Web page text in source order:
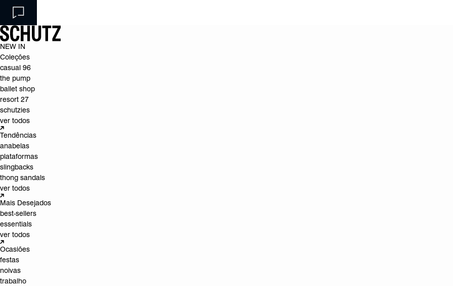
NEW IN
Coleções
casual 96
the pump
ballet shop
resort 27
schutzies
ver todos
Tendências
anabelas
plataformas
slingbacks
thong sandals
ver todos
Mais Desejados
best-sellers
essentials
ver todos
Ocasiões
festas
noivas
trabalho